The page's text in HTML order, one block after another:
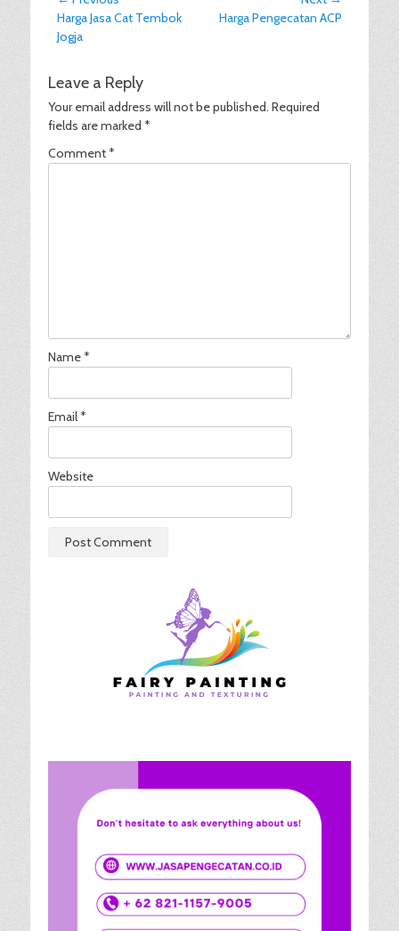
navigation
Previous
post:
Harga Jasa Cat Tembok
Jogja
NextHarga Pengecatan ACP
Leave a Reply
Your email address will not be published. Required
fields are marked *
Comment*
Name*
Email*
Website